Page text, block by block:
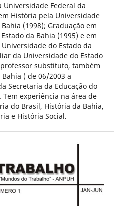
Universidade Federal da
História pela Universidade
(1998); Graduação em
da Bahia (1995) e em
do Estado da
da Universidade do Estado
substituto, também
( de 06/2003 a
Secretaria da Educação do
Tem experiência na área de
do Brasil, História da Bahia,
e História Social.